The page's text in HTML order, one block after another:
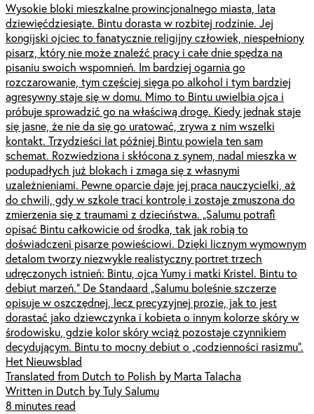
Wysokie bloki mieszkalne prowincjonalnego miasta, lata
dziewięćdziesiąte. Bintu dorasta w rozbitej rodzinie. Jej
kongijski ojciec to fanatycznie religijny człowiek, niespełniony
pisarz, który nie może znaleźć pracy i całe dnie spędza na
pisaniu swoich wspomnień. Im bardziej ogarnia go
rozczarowanie, tym częściej sięga po alkohol i tym bardziej
agresywny staje się w domu. Mimo to Bintu uwielbia ojca i
próbuje sprowadzić go na właściwą drogę. Kiedy jednak staje
się jasne, że nie da się go uratować, zrywa z nim wszelki
kontakt. Trzydzieści lat później Bintu powiela ten sam
schemat. Rozwiedziona i skłócona z synem, nadal mieszka w
podupadłych już blokach i zmaga się z własnymi
uzależnieniami. Pewne oparcie daje jej praca nauczycielki, aż
do chwili, gdy w szkole traci kontrolę i zostaje zmuszona do
zmierzenia się z traumami z dzieciństwa. „Salumu potrafi
opisać Bintu całkowicie od środka, tak jak robią to
doświadczeni pisarze powieściowi. Dzięki licznym wymownym
detalom tworzy niezwykle realistyczny portret trzech
udręczonych istnień: Bintu, ojca Yumy i matki Kristel. Bintu to
debiut marzeń.” De Standaard „Salumu boleśnie szczerze
opisuje w oszczędnej, lecz precyzyjnej prozie, jak to jest
dorastać jako dziewczynka i kobieta o innym kolorze skóry w
środowisku, gdzie kolor skóry wciąż pozostaje czynnikiem
decydującym. Bintu to mocny debiut o „codzienności rasizmu”.
Het Nieuwsblad
Translated from Dutch to Polish by Marta Talacha
Written in Dutch by Tuly Salumu
8 minutes read